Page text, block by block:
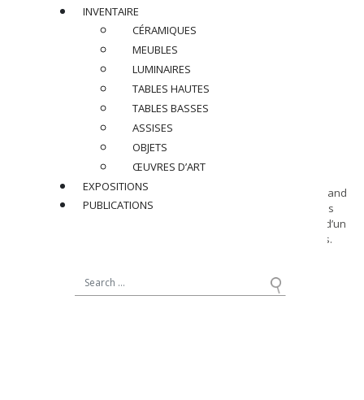
JEAN DUNAND (1877-1942)
Panneau Pigeon, circa 1924
En métal laqué noir, rouge et doré à incrustations de coquille
Note : Réalisé d’après le plat de reliure exécuté par Jean Dunand
et François-Louis Schmied pour la publication du Cantique des
cantiques traduit par Ernest Renan (1925). Motif déjà inspiré d’un
carton réalisé par Gustave Miklos représentant trois pigeons.
Bibliographie :
Félix et Amélie Marcilhac,Jean Dunand, Paris, Éditions Norma,
INVENTAIRE
CÉRAMIQUES
MEUBLES
LUMINAIRES
TABLES HAUTES
TABLES BASSES
ASSISES
OBJETS
ŒUVRES D’ART
EXPOSITIONS
PUBLICATIONS